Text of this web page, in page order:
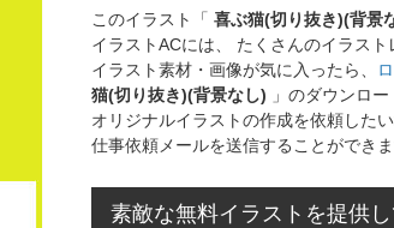
このイラスト「 喜ぶ猫(切り抜き)(背景
イラストACには、 たくさんのイラス
イラスト素材・画像が気に入ったら、
猫(切り抜き)(背景なし) 」のダウンロー
オリジナルイラストの作成を依頼した
仕事依頼メールを送信することができ
素敵な無料イラストを提供